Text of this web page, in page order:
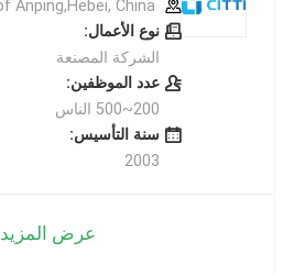
نوع الأعمال:
الشركة المصنعة
عدد الموظفين:
200~500 الناس
سنة التأسيس:
2003
عرض المزيد